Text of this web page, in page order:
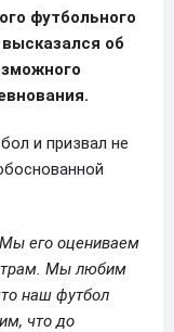
футбольного
об
и призвал не
Мы его оцениваем
Мы любим
наш футбол
что до